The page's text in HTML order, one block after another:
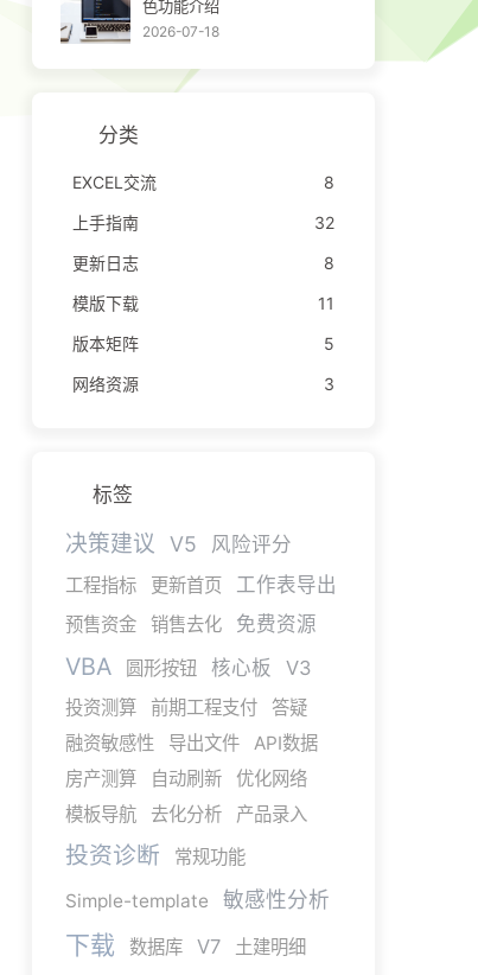
色功能介绍
2026-07-18
分类
EXCEL交流
8
上手指南
32
更新日志
8
模版下载
11
版本矩阵
5
网络资源
3
标签
决策建议 V5 风险评分
工程指标 更新首页 工作表导出
预售资金 销售去化 免费资源
VBA 圆形按钮 核心板 V3
投资测算 前期工程支付
答疑
融资敏感性
导出文件
API数据
房产测算
自动刷新
优化网络
模板导航
去化分析 产品录入
投资诊断
常规功能
Simple-template
敏感性分析
下载 数据库 V7
土建明细